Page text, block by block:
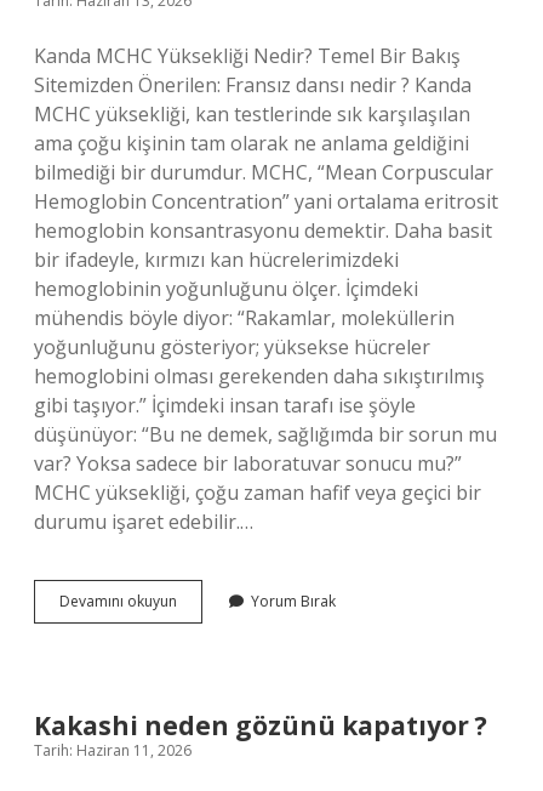
Kanda MCHC Yüksekliği Nedir? Temel Bir Bakış
Sitemizden Önerilen: Fransız dansı nedir ? Kanda
MCHC yüksekliği, kan testlerinde sık karşılaşılan
ama çoğu kişinin tam olarak ne anlama geldiğini
bilmediği bir durumdur. MCHC, “Mean Corpuscular
Hemoglobin Concentration” yani ortalama eritrosit
hemoglobin konsantrasyonu demektir. Daha basit
bir ifadeyle, kırmızı kan hücrelerimizdeki
hemoglobinin yoğunluğunu ölçer. İçimdeki
mühendis böyle diyor: “Rakamlar, moleküllerin
yoğunluğunu gösteriyor; yüksekse hücreler
hemoglobini olması gerekenden daha sıkıştırılmış
gibi taşıyor.” İçimdeki insan tarafı ise şöyle
düşünüyor: “Bu ne demek, sağlığımda bir sorun mu
var? Yoksa sadece bir laboratuvar sonucu mu?”
MCHC yüksekliği, çoğu zaman hafif veya geçici bir
durumu işaret edebilir.…
Devamını okuyun
MCV
Yorum Bırak
Kakashi neden gözünü kapatıyor ?
Tarih: Haziran 11, 2026